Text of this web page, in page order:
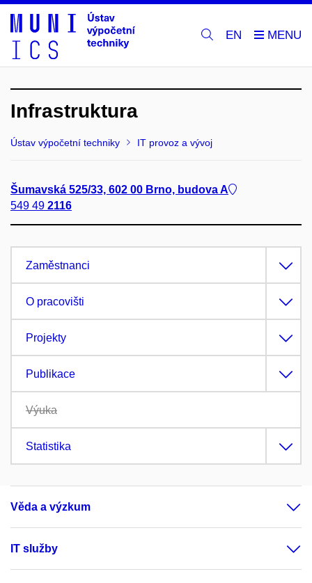
EN
Infrastruktura
Ústav výpočetní techniky IT provoz a vývoj
Šumavská 525/33, 602 00 Brno, budova A
549 49 2116
Zaměstnanci
O pracovišti
Projekty
Publikace
Výuka
Statistika
Věda a výzkum
IT služby